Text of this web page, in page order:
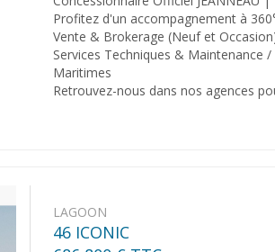
Profitez d'un accompagnement à
Vente & Brokerage (Neuf et
Services Techniques & Maintenance
Maritimes
Retrouvez-nous dans nos agences
LAGOON
46 ICONIC